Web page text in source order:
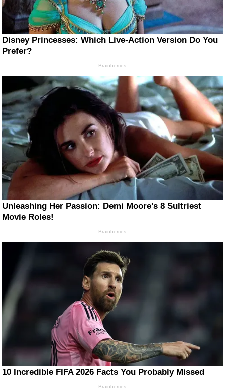
Disney Princesses: Which Live-Action Version Do You
Prefer?
Brainberries
Unleashing Her Passion: Demi Moore's 8 Sultriest
Movie Roles!
Brainberries
10 Incredible FIFA 2026 Facts You Probably Missed
Brainberries